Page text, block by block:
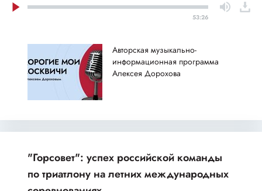
53:26
Авторская музыкально-
информационная программа
Алексея Дорохова
"Горсовет": успех российской команды
по триатлону на летних международных